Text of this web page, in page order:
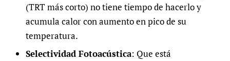
(TRT más corto) no tiene tiempo de hacerlo y
acumula calor con aumento en pico de su
temperatura.
Selectividad Fotoacústica: Que está